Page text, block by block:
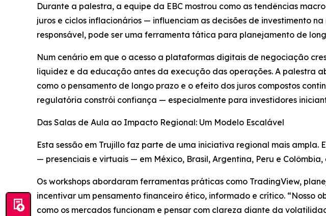
Durante a palestra, a equipe da EBC mostrou como as tendências
juros e ciclos inflacionários — influenciam as decisões de investimento
responsável, pode ser uma ferramenta tática para planejamento de
Num cenário em que o acesso a plataformas digitais de negociação
liquidez e da educação antes da execução das operações. A palestra
como o pensamento de longo prazo e o efeito dos juros compostos
regulatória constrói confiança — especialmente para investidores
Das Salas de Aula ao Impacto Regional: Um Modelo Escalável
Esta sessão em Trujillo faz parte de uma iniciativa regional mais ampla.
— presenciais e virtuais — em México, Brasil, Argentina, Peru e
Os workshops abordaram ferramentas práticas como TradingView,
incentivar um pensamento financeiro ético, informado e crítico. “Nosso
como os mercados funcionam e pensar com clareza diante da